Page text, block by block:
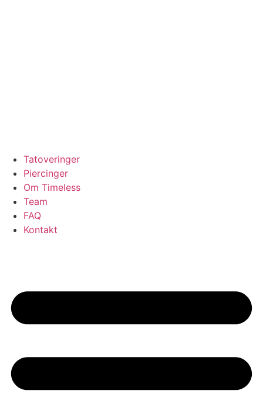
Tatoveringer
Piercinger
Om Timeless
Team
FAQ
Kontakt